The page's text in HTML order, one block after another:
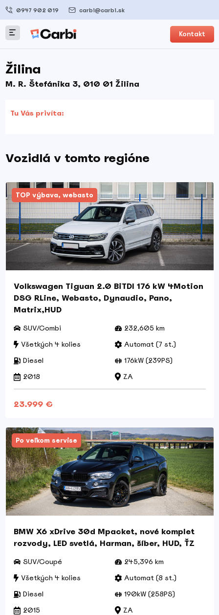
0947 902 019 carbi@carbi.sk
Kontakt
Žilina
M. R. Štefánika 3, 010 01 Žilina
Tu Vás privíta:
Vozidlá v tomto regióne
TOP výbava, webasto
Volkswagen Tiguan 2.0 BiTDI 176 kW 4Motion
DSG RLine, Webasto, Dynaudio, Pano,
Matrix,HUD
SUV/Combi
232,605 km
Všetkých 4 kolies
Automat (7 st.)
Diesel
176kW (239PS)
2018
ZA
23.999 €
Po veľkom servise
BMW X6 xDrive 30d Mpacket, nové komplet
rozvody, LED svetlá, Harman, šíber, HUD, ŤZ
SUV/Coupé
245,396 km
Všetkých 4 kolies
Automat (8 st.)
Diesel
190kW (258PS)
2015
ZA